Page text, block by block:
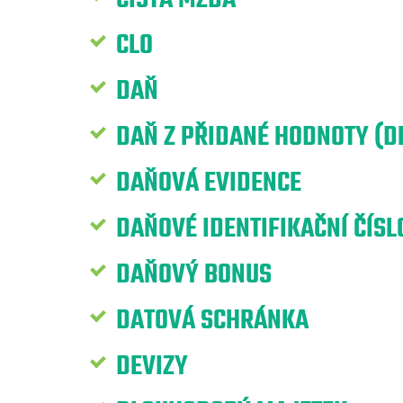
CLO
DAŇ
DAŇ Z PŘIDANÉ HODNOTY
DAŇOVÁ EVIDENCE
DAŇOVÉ IDENTIFIKAČNÍ
DAŇOVÝ BONUS
DATOVÁ SCHRÁNKA
DEVIZY